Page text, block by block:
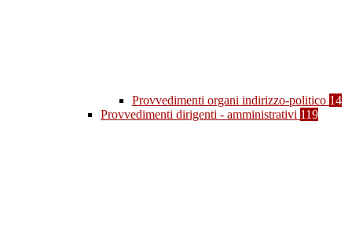
Provvedimenti organi indirizzo-politico 14
Provvedimenti dirigenti - amministrativi 119